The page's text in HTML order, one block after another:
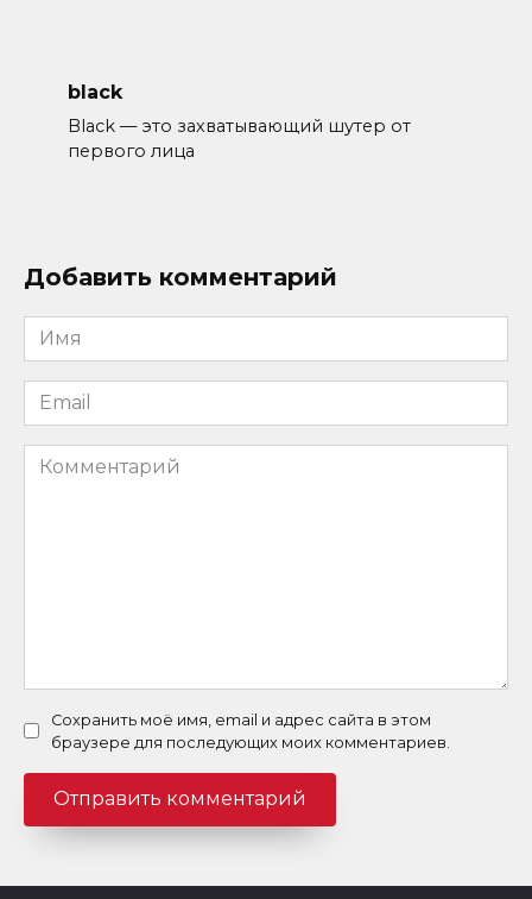
black
Black — это захватывающий шутер от
первого лица
Добавить комментарий
Имя
*
Email
*
Комментарий
Сохранить моё имя, email и адрес сайта в этом
браузере для последующих моих комментариев.